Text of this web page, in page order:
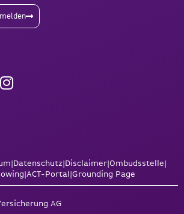
|Datenschutz|Disclaimer|Ombudsstelle|
|ACT-Portal|Grounding Page
AG